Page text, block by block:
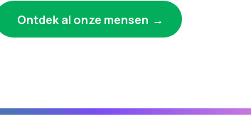
Ontdek al onze mensen